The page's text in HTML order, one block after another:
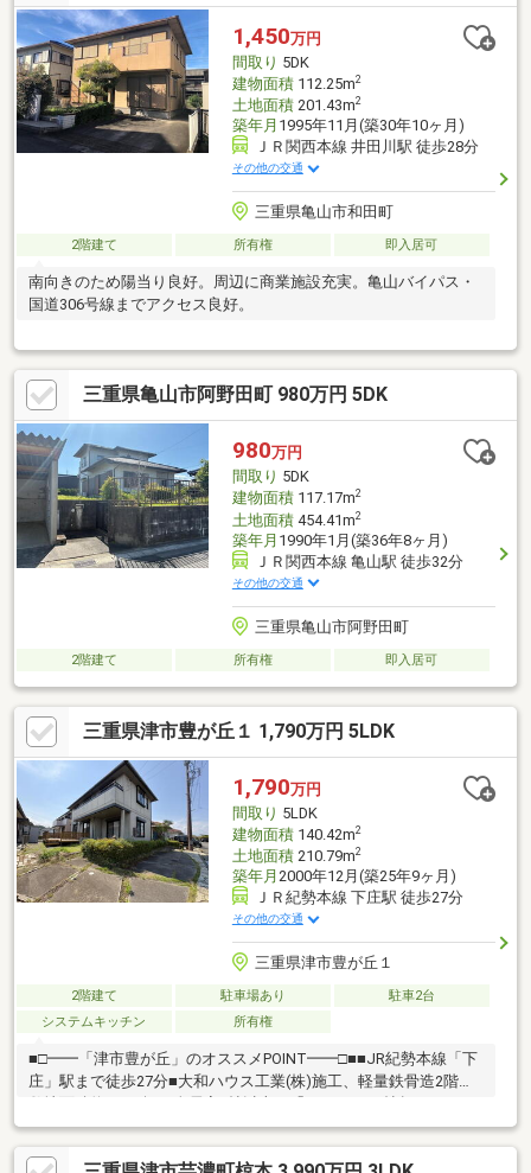
1,450万円
間取り 5DK
建物面積112.25m2
土地面積201.43m2
築年月 1995年11月(築30年10ヶ月)
ＪＲ関西本線 井田川駅 徒歩28分
その他の交通
三重県亀山市和田町
2階建て 所有権 即入居可
南向きのため陽当り良好。周辺に商業施設充実。亀山バイパス・
国道306号線までアクセス良好。
三重県亀山市阿野田町 980万円 5DK
980万円
間取り 5DK
建物面積117.17m2
土地面積454.41m2
築年月 1990年1月(築36年8ヶ月)
ＪＲ関西本線 亀山駅 徒歩32分
その他の交通
三重県亀山市阿野田町
2階建て 所有権 即入居可
三重県津市豊が丘１ 1,790万円 5LDK
1,790万円
間取り 5LDK
建物面積140.42m2
土地面積210.79m2
築年月 2000年12月(築25年9ヶ月)
ＪＲ紀勢本線 下庄駅 徒歩27分
その他の交通
三重県津市豊が丘１
2階建て 駐車場あり
駐車2台
システムキッチン
所有権
■□━━「津市豊が丘」のオススメPOINT━━□■■JR紀勢本線「下
庄」駅まで徒歩27分■大和ハウス工業(株)施工、軽量鉄骨造2階建■
和室と一体利用も可■お料理中もご家族と会話が弾む、対面式キ
ッチン■キッチン横に勝手口あり■WICなど全居室収納付き■ウッ